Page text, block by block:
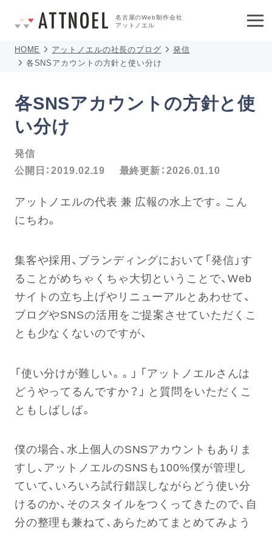
名古屋のWeb制作会社
アットノエル
HOME アットノエルの社長のブログ
発信
各SNSアカウントの方針と使い分け
各SNSアカウントの方針と使
い分け
発信
公開日：2019.02.19 最終更新：2026.01.10
アットノエルの代表 兼 広報の水上です。こん
にちわ。
集客や採用、ブランディングにおいて「発信」す
ることがめちゃくちゃ大切ということで、Web
サイトの立ち上げやリニューアルとあわせて、
ブログやSNSの活用をご提案させていただくこ
とも少なくないのですが、
「使い分けが難しい。。」 「アットノエルさんは
どうやってるんですか？」 と質問をいただくこ
ともしばしば。
僕の場合、水上個人のSNSアカウントもありま
すし、アットノエルのSNSも100%僕が管理し
ていて、いろいろ試行錯誤しながらどう使い分
けるのか、そのスタイルをつくってきたので、自
分の整理も兼ねて、あらためてまとめてみよう